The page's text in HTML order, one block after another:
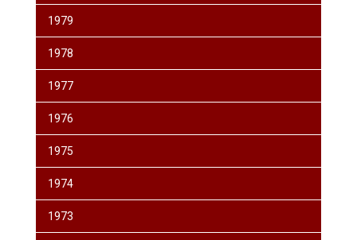
1979
1978
1977
1976
1975
1974
1973